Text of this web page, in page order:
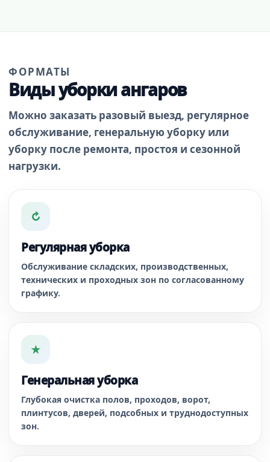
ФОРМАТЫ
Виды уборки ангаров
Можно заказать разовый выезд, регулярное
обслуживание, генеральную уборку или
уборку после ремонта, простоя и сезонной
нагрузки.
↻
Регулярная уборка
Обслуживание складских, производственных,
технических и проходных зон по согласованному
графику.
★
Генеральная уборка
Глубокая очистка полов, проходов, ворот,
плинтусов, дверей, подсобных и труднодоступных
зон.